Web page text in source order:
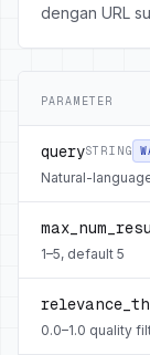
dengan URL
PARAMETER
querySTRING
Natural-
1–5, default 5
0.0–1.0 quality